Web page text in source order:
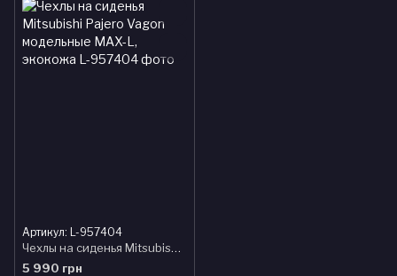
Артикул: L-957404
Чехлы на сиденья Mitsubishi Pajero Vagon модельные MAX-L, экокожа
5 990 грн